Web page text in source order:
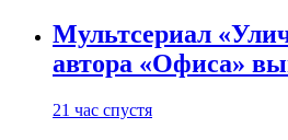
Мультсериал
автора «Офиса»
21 час спустя